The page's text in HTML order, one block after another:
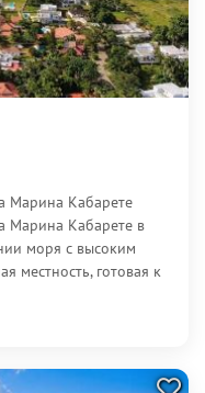
Марина Кабарете
Марина Кабарете в
моря с высоким
местность, готовая к